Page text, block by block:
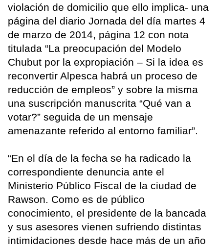
violación de domicilio que ello implica- una
página del diario Jornada del día martes 4
de marzo de 2014, página 12 con nota
titulada “La preocupación del Modelo
Chubut por la expropiación – Si la idea es
reconvertir Alpesca habrá un proceso de
reducción de empleos” y sobre la misma
una suscripción manuscrita “Qué van a
votar?” seguida de un mensaje
amenazante referido al entorno familiar”.
“En el día de la fecha se ha radicado la
correspondiente denuncia ante el
Ministerio Público Fiscal de la ciudad de
Rawson. Como es de público
conocimiento, el presidente de la bancada
y sus asesores vienen sufriendo distintas
intimidaciones desde hace más de un año